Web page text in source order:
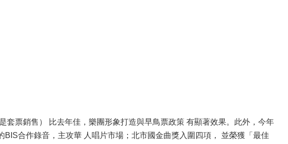
票銷售） 比去年佳，樂團形象打造與早鳥票政策 有顯著效果。此外，今年
合作錄音，主攻華 人唱片市場；北市國金曲獎入圍四項， 並榮獲「最佳